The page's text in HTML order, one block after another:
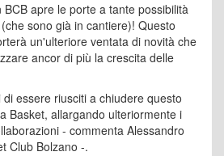
apre le porte a tante possibilità
sono già in cantiere)! Questo
un'ulteriore ventata di novità che
ancor di più la crescita delle
di essere riusciti a chiudere questo
Basket, allargando ulteriormente i
- commenta Alessandro
Club Bolzano -.